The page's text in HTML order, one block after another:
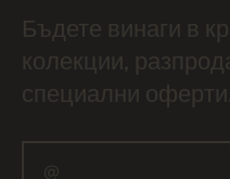
Бъдете винаги в
колекции,
специални оферти.